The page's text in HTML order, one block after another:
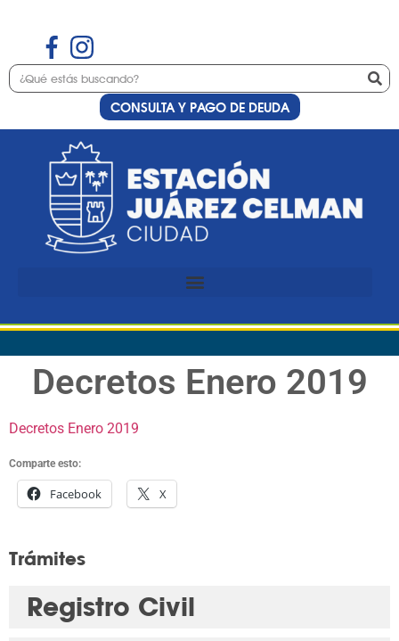
CONSULTA Y PAGO DE DEUDA
Decretos Enero 2019
Decretos Enero 2019
Comparte esto:
Facebook X
Trámites
Registro Civil